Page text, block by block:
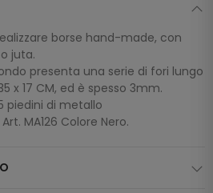
borse hand-made, con
juta.
presenta una serie di fori lungo
x 17 CM, ed è spesso 3mm.
piedini di metallo
MA126 Colore Nero.